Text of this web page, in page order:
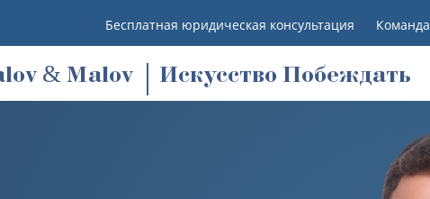
Бесплатная юридическая консультация Команда
& Malov Искусство Побеждать